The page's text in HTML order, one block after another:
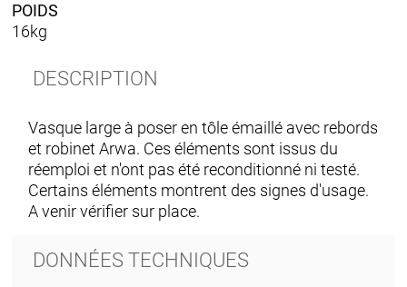
POIDS
16kg
DESCRIPTION
Vasque large à poser en tôle émaillé avec rebords
et robinet Arwa. Ces éléments sont issus du
réemploi et n'ont pas été reconditionné ni testé.
Certains éléments montrent des signes d'usage.
A venir vérifier sur place.
DONNÉES TECHNIQUES